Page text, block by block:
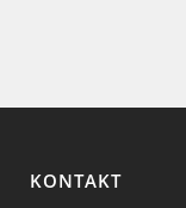
KONTAKT